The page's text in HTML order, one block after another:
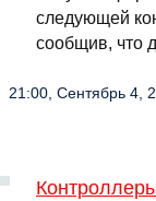
следующей
сообщив, что
21:00, Сентябрь 4,